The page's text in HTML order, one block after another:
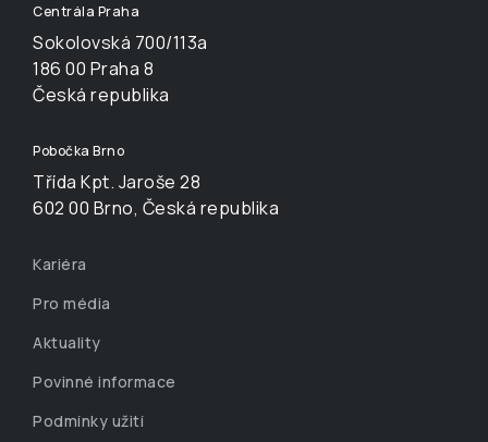
Centrála Praha
Sokolovská 700/113a
186 00 Praha 8
Česká republika
Pobočka Brno
Třída Kpt. Jaroše 28
602 00 Brno, Česká republika
Kariéra
Pro média
Aktuality
Povinné informace
Podmínky užití